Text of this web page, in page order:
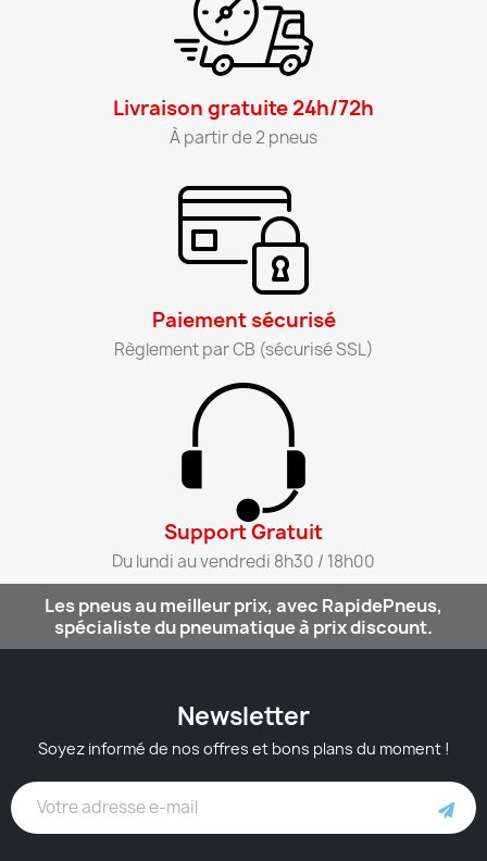
Livraison gratuite 24h/72h​
À partir de 2 pneus​
Paiement sécurisé​
Règlement par CB (sécurisé SSL)​
Support Gratuit​
Du lundi au vendredi 8h30 / 18h00​
Les pneus au meilleur prix, avec RapidePneus,
spécialiste du pneumatique à prix discount.
Newsletter
Soyez informé de nos offres et bons plans du moment !